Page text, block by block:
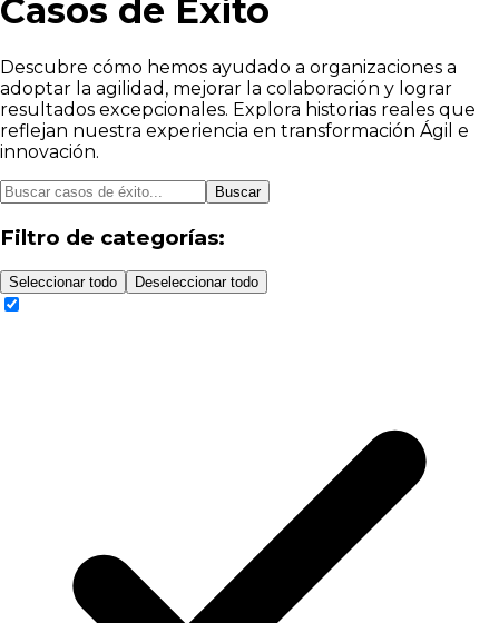
Casos de Éxito
Descubre cómo hemos ayudado a organizaciones a
adoptar la agilidad, mejorar la colaboración y lograr
resultados excepcionales. Explora historias reales que
reflejan nuestra experiencia en transformación Ágil e
innovación.
Buscar
Filtro de categorías:
Seleccionar todo Deseleccionar todo